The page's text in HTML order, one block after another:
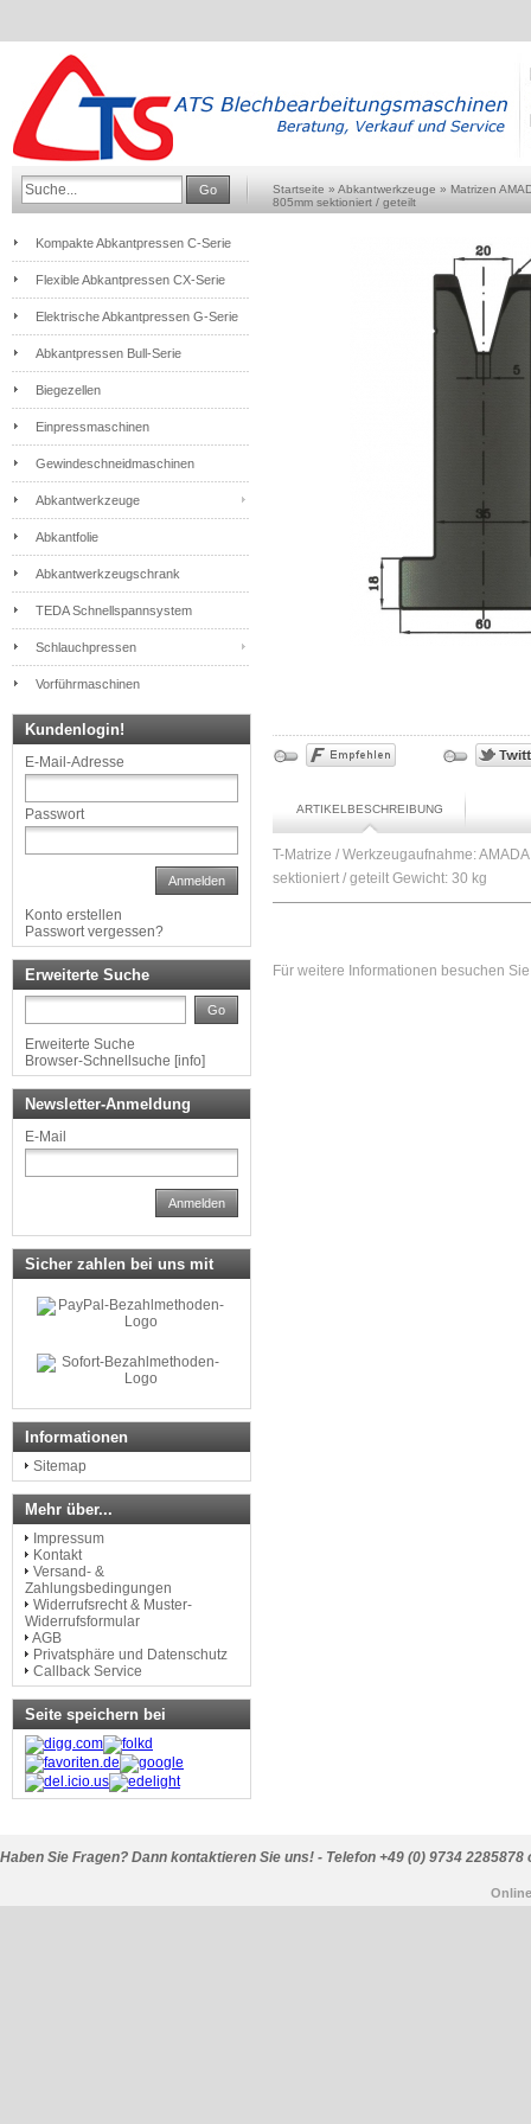
Go Startseite » Abkantwerkzeuge » Matrizen
805mm sektioniert / geteilt
ARTIKELBESCHREIBUNG
T-Matrize / Werkzeugaufnahme:
sektioniert / geteilt Gewicht: 30 kg
Für weitere Informationen besuchen
Kompakte Abkantpressen C-Serie
Flexible Abkantpressen CX-Serie
Elektrische Abkantpressen G-Serie
Abkantpressen Bull-Serie
Biegezellen
Einpressmaschinen
Gewindeschneidmaschinen
Abkantwerkzeuge
Abkantfolie
Abkantwerkzeugschrank
TEDA Schnellspannsystem
Schlauchpressen
Vorführmaschinen
Kundenlogin!
E-Mail-Adresse
Passwort
Anmelden
Konto erstellen
Passwort vergessen?
Erweiterte Suche
Go
Erweiterte Suche
Browser-Schnellsuche [info]
Newsletter-Anmeldung
E-Mail
Anmelden
Sicher zahlen bei uns mit
Informationen
Sitemap
Mehr über...
Impressum
Kontakt
Versand- &
Zahlungsbedingungen
Widerrufsrecht & Muster-
Widerrufsformular
AGB
Privatsphäre und Datenschutz
Callback Service
Seite speichern bei
Haben Sie Fragen? Dann kontaktieren Sie uns! - Telefon +49 (0) 9734